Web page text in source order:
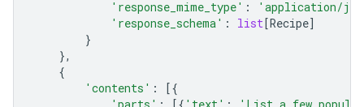
'response_mime_type' :
'application/
'response_schema' : list[Recipe]
}
},
{
'contents' :
[{